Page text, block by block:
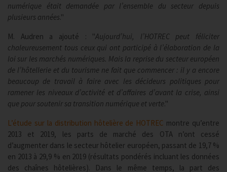
numérique était demandée par l’ensemble du secteur depuis
plusieurs années."
M. Audren a ajouté : "Aujourd’hui, l’HOTREC peut féliciter
chaleureusement tous ceux qui ont participé à l’élaboration de la
loi sur les marchés numériques. Mais la reprise du secteur européen
de l’hôtellerie et du tourisme ne fait que commencer : il y a encore
beaucoup de travail à faire avec les décideurs politiques pour
ramener les niveaux d’activité et d’affaires d’avant la crise, ainsi
que pour soutenir sa transition numérique et verte."
L’étude sur la distribution hôtelière de HOTREC montre qu’entre
2013 et 2019, les parts de marché des OTA n’ont cessé
d’augmenter dans le secteur hôtelier européen, passant de 19,7 %
en 2013 à 29,9 % en 2019 (résultats pondérés incluant les données
des chaînes hôtelières). Dans le même temps, la part des